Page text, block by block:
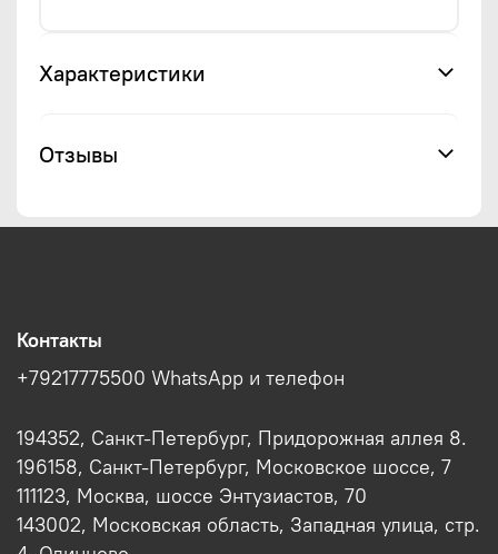
Характеристики
Отзывы
Контакты
+79217775500 WhatsApp и телефон
194352, Санкт-Петербург, Придорожная аллея 8.
196158, Санкт-Петербург, Московское шоссе, 7
111123, Москва, шоссе Энтузиастов, 70
143002, Московская область, Западная улица, стр.